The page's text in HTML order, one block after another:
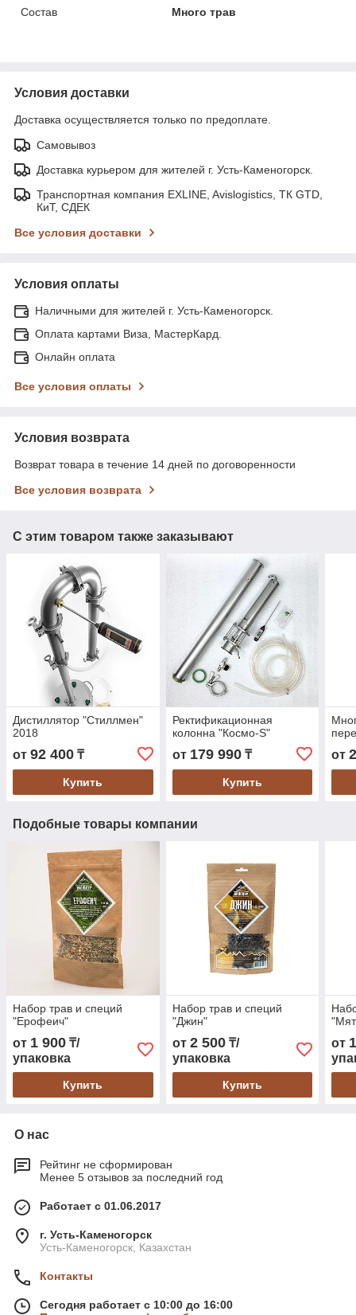
Состав
Много трав
Условия доставки
Доставка осуществляется только по предоплате.
Самовывоз
Доставка курьером для жителей г. Усть-Каменогорск.
Транспортная компания EXLINE, Avislogistics, ТК GTD,
КиТ, СДЕК
Все условия доставки
Условия оплаты
Наличными для жителей г. Усть-Каменогорск.
Оплата картами Виза, МастерКард.
Онлайн оплата
Все условия оплаты
Условия возврата
Возврат товара в течение 14 дней по договоренности
Все условия возврата
С этим товаром также заказывают
Дистиллятор "Стиллмен"
2018
от 92 400 ₸
Купить
Ректификационная
колонна "Космо-S"
от 179 990₸
Купить
от
Подобные товары компании
Набор трав и специй
"Ерофеич"
от 1 900 ₸/
упаковка
Купить
Набор трав и специй
"Джин"
от 2 500₸/
упаковка
Купить
от
О нас
Рейтинг не сформирован
Менее 5 отзывов за последний год
Работает с 01.06.2017
г. Усть-Каменогорск
Усть-Каменогорск, Казахстан
Контакты
Сегодня работает с 10:00 до 16:00